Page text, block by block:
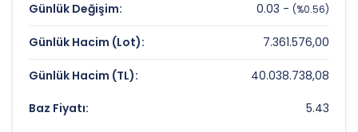
Anlık Fiyat:
5,43 TL
Günlük Değişim:
0,56%
Yıllık Getiri:
%108,05
ICU GIRISIM Değerleme Çarpanları
Günlük Değişim: 0.03 - (%0.56)
Günlük Hacim (Lot): 7.361.576,00
Günlük Hacim (TL): 40.038.738,08
Baz Fiyatı: 5.43